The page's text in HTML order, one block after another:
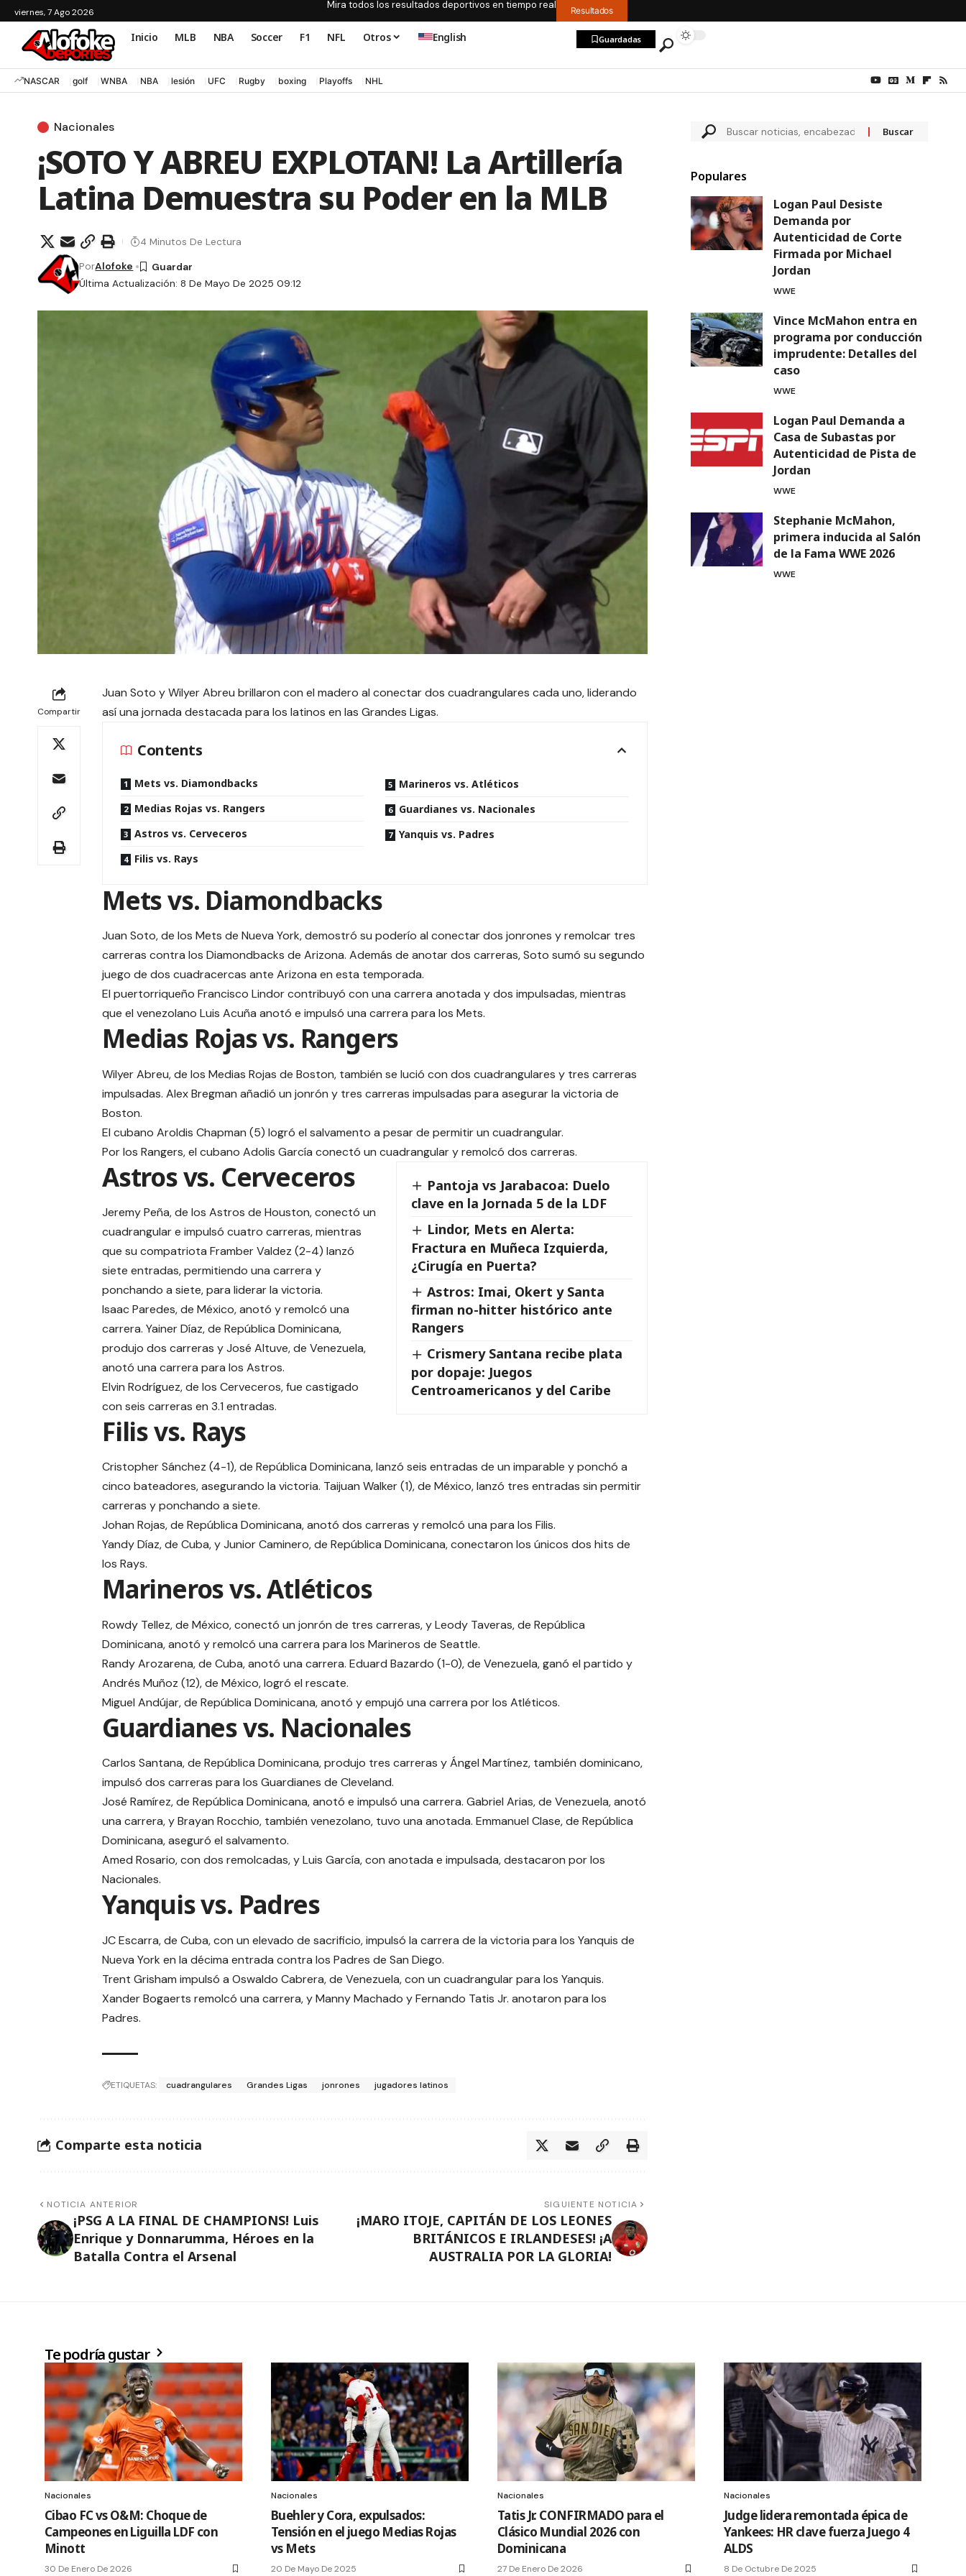
viernes, 7 Ago 2026
Mira todos los resultados deportivos en tiempo real Resultados
Inicio MLB NBA Soccer F1 NFL Otros English Guardadas
NASCAR golf WNBA NBA lesión UFC Rugby boxing Playoffs NHL
Nacionales
¡SOTO Y ABREU EXPLOTAN! La Artillería
Latina Demuestra su Poder en la MLB
Última Actualización: 8 De Mayo De 2025 09:12
PorAlofoke
4 Minutos De Lectura
Compartir
Juan Soto y Wilyer Abreu brillaron con el madero al conectar dos cuadrangulares cada uno, liderando
así una jornada destacada para los latinos en las Grandes Ligas.
Contents
Mets vs. Diamondbacks
Medias Rojas vs. Rangers
Astros vs. Cerveceros
Filis vs. Rays
Marineros vs. Atléticos
Guardianes vs. Nacionales
Yanquis vs. Padres
Mets vs. Diamondbacks
Juan Soto, de los Mets de Nueva York, demostró su poderío al conectar dos jonrones y remolcar tres
carreras contra los Diamondbacks de Arizona. Además de anotar dos carreras, Soto sumó su segundo
juego de dos cuadracercas ante Arizona en esta temporada.
El puertorriqueño Francisco Lindor contribuyó con una carrera anotada y dos impulsadas, mientras
que el venezolano Luis Acuña anotó e impulsó una carrera para los Mets.
Medias Rojas vs. Rangers
Wilyer Abreu, de los Medias Rojas de Boston, también se lució con dos cuadrangulares y tres carreras
impulsadas. Alex Bregman añadió un jonrón y tres carreras impulsadas para asegurar la victoria de
Boston.
El cubano Aroldis Chapman (5) logró el salvamento a pesar de permitir un cuadrangular.
Por los Rangers, el cubano Adolis García conectó un cuadrangular y remolcó dos carreras.
Pantoja vs Jarabacoa: Duelo
clave en la Jornada 5 de la LDF
Lindor, Mets en Alerta:
Fractura en Muñeca Izquierda,
¿Cirugía en Puerta?
Astros: Imai, Okert y Santa
firman no-hitter histórico ante
Rangers
Crismery Santana recibe plata
por dopaje: Juegos
Centroamericanos y del Caribe
Astros vs. Cerveceros
Jeremy Peña, de los Astros de Houston, conectó un
cuadrangular e impulsó cuatro carreras, mientras
que su compatriota Framber Valdez (2-4) lanzó
siete entradas, permitiendo una carrera y
ponchando a siete, para liderar la victoria.
Isaac Paredes, de México, anotó y remolcó una
carrera. Yainer Díaz, de República Dominicana,
produjo dos carreras y José Altuve, de Venezuela,
anotó una carrera para los Astros.
Elvin Rodríguez, de los Cerveceros, fue castigado
con seis carreras en 3.1 entradas.
Filis vs. Rays
Cristopher Sánchez (4-1), de República Dominicana, lanzó seis entradas de un imparable y ponchó a
cinco bateadores, asegurando la victoria. Taijuan Walker (1), de México, lanzó tres entradas sin permitir
carreras y ponchando a siete.
Johan Rojas, de República Dominicana, anotó dos carreras y remolcó una para los Filis.
Yandy Díaz, de Cuba, y Junior Caminero, de República Dominicana, conectaron los únicos dos hits de
los Rays.
Marineros vs. Atléticos
Rowdy Tellez, de México, conectó un jonrón de tres carreras, y Leody Taveras, de República
Dominicana, anotó y remolcó una carrera para los Marineros de Seattle.
Randy Arozarena, de Cuba, anotó una carrera. Eduard Bazardo (1-0), de Venezuela, ganó el partido y
Andrés Muñoz (12), de México, logró el rescate.
Miguel Andújar, de República Dominicana, anotó y empujó una carrera por los Atléticos.
Guardianes vs. Nacionales
Carlos Santana, de República Dominicana, produjo tres carreras y Ángel Martínez, también dominicano,
impulsó dos carreras para los Guardianes de Cleveland.
José Ramírez, de República Dominicana, anotó e impulsó una carrera. Gabriel Arias, de Venezuela, anotó
una carrera, y Brayan Rocchio, también venezolano, tuvo una anotada. Emmanuel Clase, de República
Dominicana, aseguró el salvamento.
Amed Rosario, con dos remolcadas, y Luis García, con anotada e impulsada, destacaron por los
Nacionales.
Yanquis vs. Padres
JC Escarra, de Cuba, con un elevado de sacrificio, impulsó la carrera de la victoria para los Yanquis de
Nueva York en la décima entrada contra los Padres de San Diego.
Trent Grisham impulsó a Oswaldo Cabrera, de Venezuela, con un cuadrangular para los Yanquis.
Xander Bogaerts remolcó una carrera, y Manny Machado y Fernando Tatis Jr. anotaron para los
Padres.
ETIQUETAS: cuadrangulares Grandes Ligas jonrones jugadores latinos
Comparte esta noticia
NOTICIA ANTERIOR
¡PSG A LA FINAL DE CHAMPIONS! Luis
Enrique y Donnarumma, Héroes en la
Batalla Contra el Arsenal
SIGUIENTE NOTICIA
¡MARO ITOJE, CAPITÁN DE LOS LEONES
BRITÁNICOS E IRLANDESES! ¡A
AUSTRALIA POR LA GLORIA!
Populares
Logan Paul Desiste
Demanda por
Autenticidad de Corte
Firmada por Michael
Jordan
WWE
Vince McMahon entra en
programa por conducción
imprudente: Detalles del
caso
WWE
Logan Paul Demanda a
Casa de Subastas por
Autenticidad de Pista de
Jordan
WWE
Stephanie McMahon,
primera inducida al Salón
de la Fama WWE 2026
WWE
Te podría gustar
Nacionales
Cibao FC vs O&M: Choque de
Campeones en Liguilla LDF con
Minott
30 De Enero De 2026
Nacionales
Buehler y Cora, expulsados:
Tensión en el juego Medias Rojas
vs Mets
20 De Mayo De 2025
Nacionales
Tatis Jr. CONFIRMADO para el
Clásico Mundial 2026 con
Dominicana
27 De Enero De 2026
Nacionales
Judge lidera remontada épica de
Yankees: HR clave fuerza Juego 4
ALDS
8 De Octubre De 2025